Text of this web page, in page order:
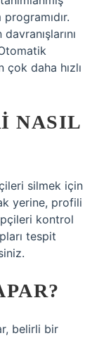
çok daha hızlı
NASIL
silmek için
yerine, profili
kontrol
tespit
belirli bir